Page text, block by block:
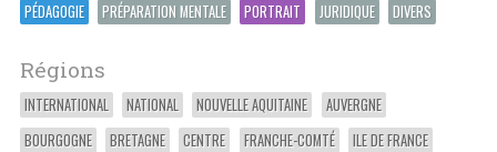
PÉDAGOGIE
PRÉPARATION MENTALE PORTRAIT JURIDIQUE DIVERS
Régions
INTERNATIONAL NATIONAL NOUVELLE AQUITAINE
AUVERGNE
BOURGOGNE
BRETAGNE CENTRE FRANCHE-COMTÉ
ILE DE FRANCE